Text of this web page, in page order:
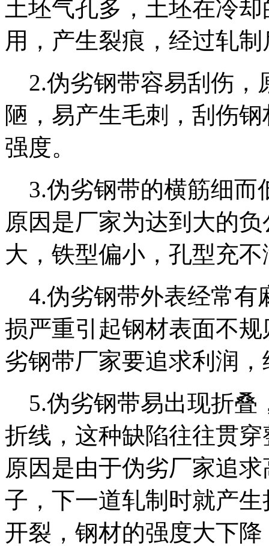
土坯气孔多，土坯在冷
用，产生裂痕，经过轧
2.伪劣钢带容易刮伤，
陋，易产生毛刺，刮伤
强度。
3.伪劣钢带的横筋细而
原因是厂家为达到大的
大，铁型偏小，孔型充不
4.伪劣钢带外表经常有
损严重引起钢材表面不
劣钢带厂家要追求利润
5.伪劣钢带易出现折叠
折线，这种缺陷往往贯
原因是由于伪劣厂家追
子，下一道轧制时就产
开裂，钢材的强度大下降